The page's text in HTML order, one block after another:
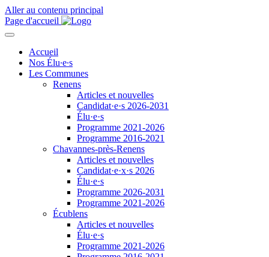
Aller au contenu principal
Page d'accueil
Accueil
Nos Élu∙e∙s
Les Communes
Renens
Articles et nouvelles
Candidat·e·s 2026-2031
Élu·e·s
Programme 2021-2026
Programme 2016-2021
Chavannes-près-Renens
Articles et nouvelles
Candidat·e·x·s 2026
Élu·e·s
Programme 2026-2031
Programme 2021-2026
Écublens
Articles et nouvelles
Élu·e·s
Programme 2021-2026